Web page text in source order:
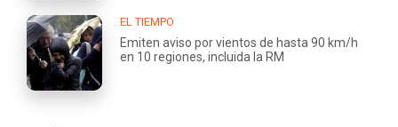
EL TIEMPO
Emiten aviso por vientos de hasta 90 km/h
en 10 regiones, incluida la RM